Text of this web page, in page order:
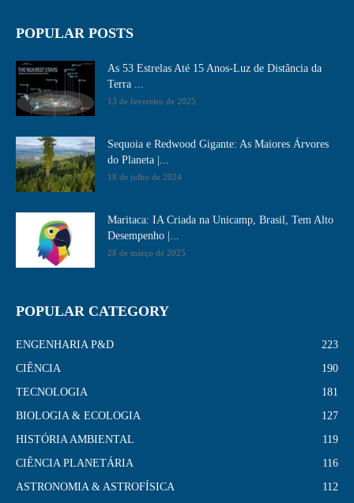
POPULAR POSTS
As 53 Estrelas Até 15 Anos-Luz de Distância da
Terra ...
13 de fevereiro de 2025
Sequoia e Redwood Gigante: As Maiores Árvores
do Planeta |...
18 de julho de 2024
Maritaca: IA Criada na Unicamp, Brasil, Tem Alto
Desempenho​ |...
28 de março de 2025
POPULAR CATEGORY
ENGENHARIA P&D
223
CIÊNCIA
190
TECNOLOGIA
181
BIOLOGIA & ECOLOGIA
127
HISTÓRIA AMBIENTAL
119
CIÊNCIA PLANETÁRIA
116
ASTRONOMIA & ASTROFÍSICA
112